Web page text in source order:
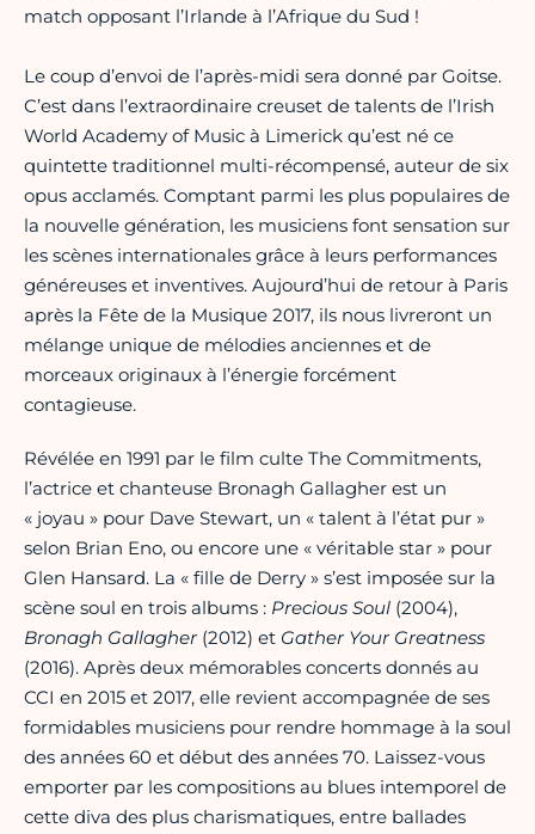
match opposant l’Irlande à l’Afrique du Sud !
Le coup d’envoi de l’après-midi sera donné par Goitse.
C’est dans l’extraordinaire creuset de talents de l’Irish
World Academy of Music à Limerick qu’est né ce
quintette traditionnel multi-récompensé, auteur de six
opus acclamés. Comptant parmi les plus populaires de
la nouvelle génération, les musiciens font sensation sur
les scènes internationales grâce à leurs performances
généreuses et inventives. Aujourd’hui de retour à Paris
après la Fête de la Musique 2017, ils nous livreront un
mélange unique de mélodies anciennes et de
morceaux originaux à l’énergie forcément
contagieuse.
Révélée en 1991 par le film culte The Commitments,
l’actrice et chanteuse Bronagh Gallagher est un
« joyau » pour Dave Stewart, un « talent à l’état pur »
selon Brian Eno, ou encore une « véritable star » pour
Glen Hansard. La « fille de Derry » s’est imposée sur la
scène soul en trois albums : Precious Soul (2004),
Bronagh Gallagher(2012) et Gather Your Greatness
(2016). Après deux mémorables concerts donnés au
CCI en 2015 et 2017, elle revient accompagnée de ses
formidables musiciens pour rendre hommage à la soul
des années 60 et début des années 70. Laissez-vous
emporter par les compositions au blues intemporel de
cette diva des plus charismatiques, entre ballades